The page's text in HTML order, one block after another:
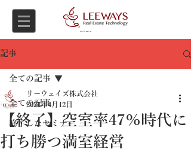
記事
全ての記事
終了したセミナー
全ての記事
【終了】空室率47％時代に
打ち勝つ満室経営
リーウェイズ株式会社
2023年4月12日